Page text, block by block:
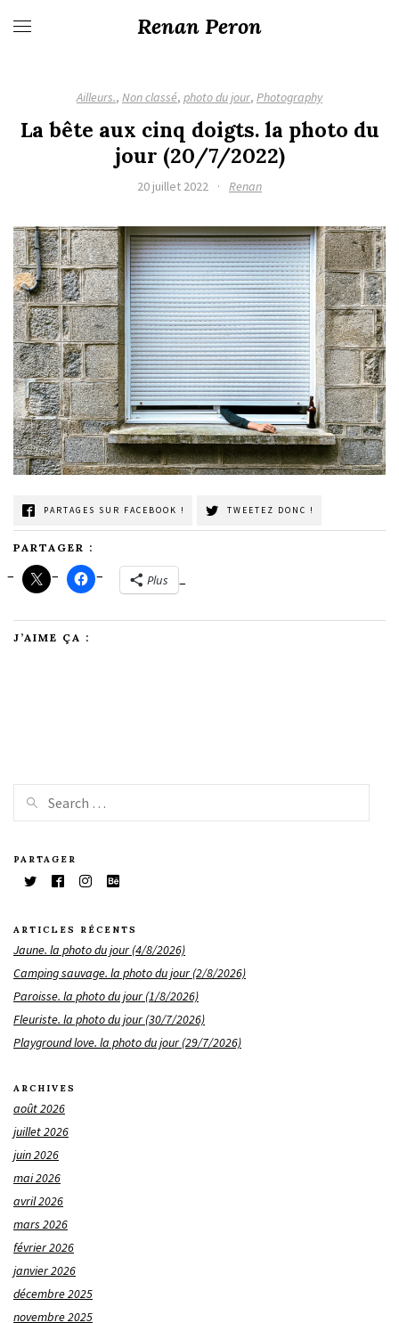
Renan Peron
Ailleurs., Non classé, photo du jour, Photography
La bête aux cinq doigts. la photo du
jour (20/7/2022)
20 juillet 2022 · Renan
PARTAGES SUR FACEBOOK ! TWEETEZ DONC !
PARTAGER :
Plus
J’AIME ÇA :
PARTAGER
ARTICLES RÉCENTS
Jaune. la photo du jour (4/8/2026)
Camping sauvage. la photo du jour (2/8/2026)
Paroisse. la photo du jour (1/8/2026)
Fleuriste. la photo du jour (30/7/2026)
Playground love. la photo du jour (29/7/2026)
ARCHIVES
août 2026
juillet 2026
juin 2026
mai 2026
avril 2026
mars 2026
février 2026
janvier 2026
décembre 2025
novembre 2025